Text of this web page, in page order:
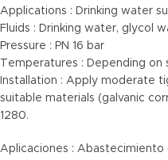
Applications : Drinking water
Fluids : Drinking water, glycol
Pressure : PN 16 bar
Temperatures : Depending on
Installation : Apply moderate
suitable materials (galvanic
1280.
Aplicaciones :